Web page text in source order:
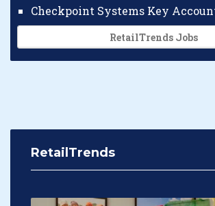
RetailTrends Jobs
RetailTrends